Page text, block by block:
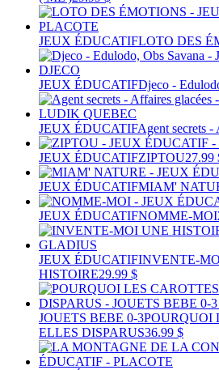
JEUX ÉDUCATIFLOTO DES
JEUX ÉDUCATIFDjeco -
JEUX ÉDUCATIFAgent secrets -
JEUX ÉDUCATIFZIPTOU27.99
JEUX ÉDUCATIFMIAM'
JEUX ÉDUCATIFNOMME-MOI
JEUX ÉDUCATIFINVENTE-
HISTOIRE29.99 $
JOUETS BEBE 0-3POURQUOI
ELLES DISPARUS36.99 $